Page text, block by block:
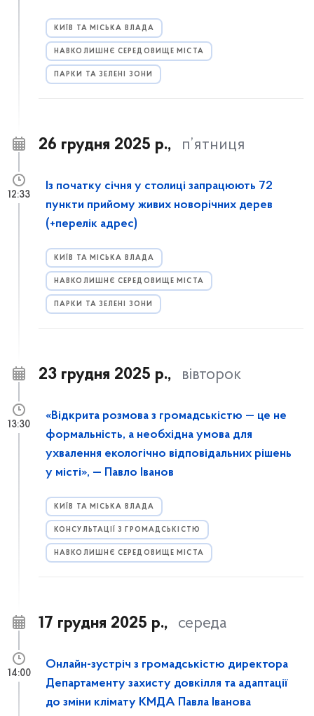
КИЇВ ТА МІСЬКА ВЛАДА
НАВКОЛИШНЄ СЕРЕДОВИЩЕ МІСТА
ПАРКИ ТА ЗЕЛЕНІ ЗОНИ
26 грудня 2025 р., п’ятниця
Із початку січня у столиці запрацюють 72
пункти прийому живих новорічних дерев
(+перелік адрес)
КИЇВ ТА МІСЬКА ВЛАДА
НАВКОЛИШНЄ СЕРЕДОВИЩЕ МІСТА
ПАРКИ ТА ЗЕЛЕНІ ЗОНИ
12:33
23 грудня 2025 р., вівторок
«Відкрита розмова з громадськістю — це не
формальність, а необхідна умова для
ухвалення екологічно відповідальних рішень
у місті», — Павло Іванов
КИЇВ ТА МІСЬКА ВЛАДА
КОНСУЛЬТАЦІЇ З ГРОМАДСЬКІСТЮ
НАВКОЛИШНЄ СЕРЕДОВИЩЕ МІСТА
13:30
17 грудня 2025 р., середа
Онлайн-зустріч з громадськістю директора
Департаменту захисту довкілля та адаптації
до зміни клімату КМДА Павла Іванова
14:00